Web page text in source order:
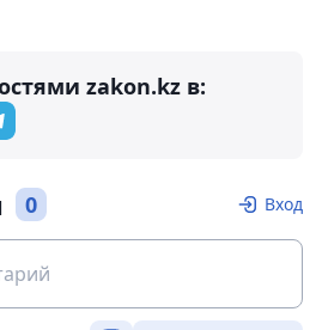
zakon.kz в:
0 Вход